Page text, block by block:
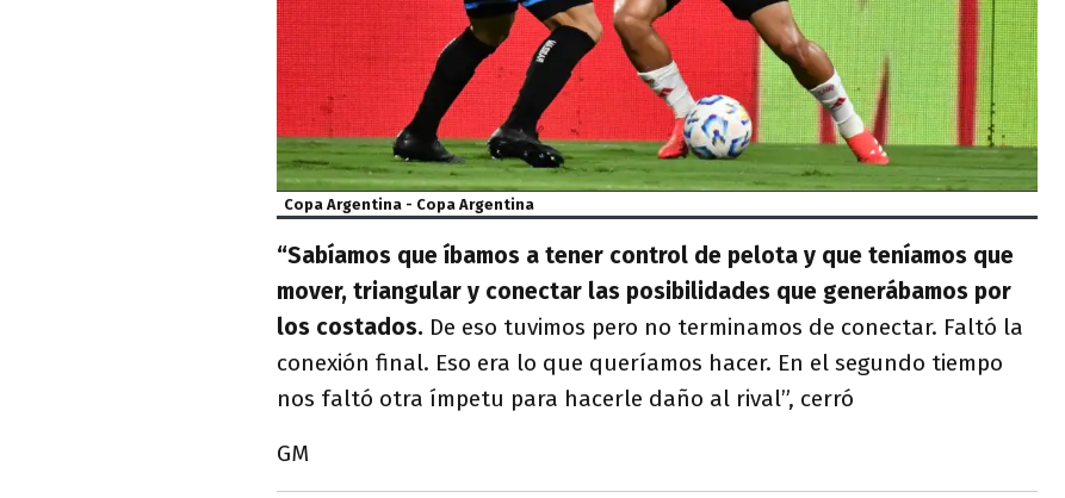
Copa Argentina - Copa Argentina
“Sabíamos que íbamos a tener control de pelota y que teníamos que
mover, triangular y conectar las posibilidades que generábamos por
los costados. De eso tuvimos pero no terminamos de conectar. Faltó la
conexión final. Eso era lo que queríamos hacer. En el segundo tiempo
nos faltó otra ímpetu para hacerle daño al rival”, cerró
GM